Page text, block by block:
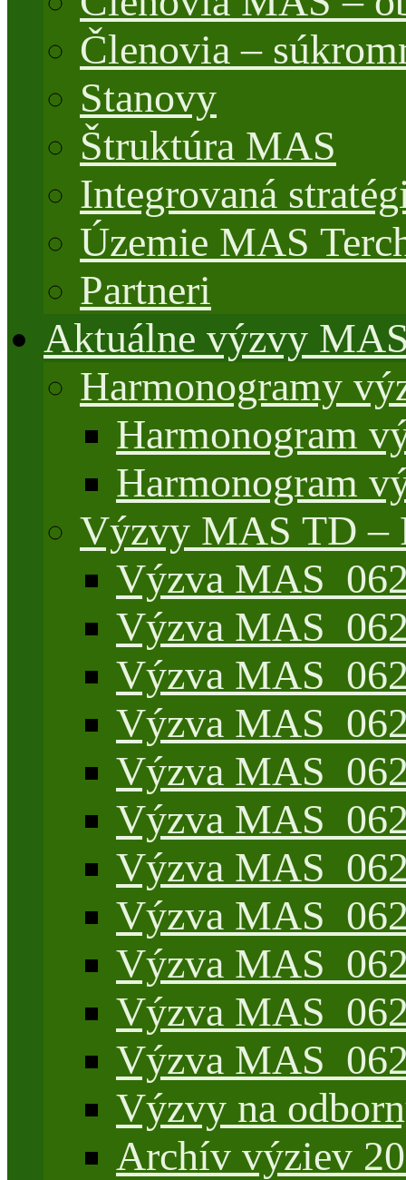
Členovia –
Stanovy
Štruktúra MAS
Integrovaná
Územie MAS
Partneri
Aktuálne výzvy
Harmonogramy
Harmonogram
Harmonogram
Výzvy MAS TD –
Výzva
Výzva
Výzva
Výzva
Výzva
Výzva
Výzva
Výzva
Výzva
Výzva
Výzva
Výzvy na
Archív výziev